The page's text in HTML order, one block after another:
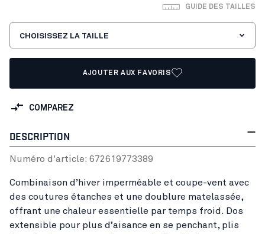
GUIDE DES TAILLES
CHOISISSEZ LA TAILLE
AJOUTER AUX FAVORIS
COMPAREZ
DESCRIPTION
Numéro d'article: 672619773389
Combinaison d’hiver imperméable et coupe-vent avec
des coutures étanches et une doublure matelassée,
offrant une chaleur essentielle par temps froid. Dos
extensible pour plus d’aisance en se penchant, plis